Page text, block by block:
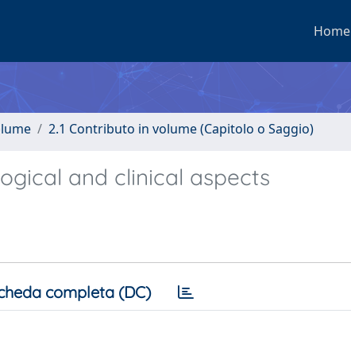
Home
2.1 Contributo in volume (Capitolo o Saggio)
and clinical aspects
completa (DC)